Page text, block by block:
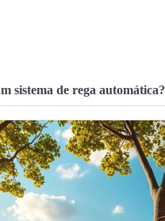
sistema de rega automática?